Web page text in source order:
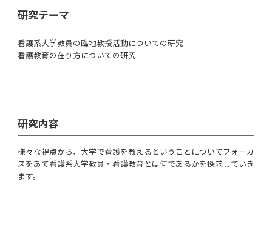
研究テーマ
看護系大学教員の臨地教授活動についての研究
看護教育の在り方についての研究
研究内容
様々な視点から、大学で看護を教えるということについてフォーカ
スをあて看護系大学教員・看護教育とは何であるかを探求していき
ます。